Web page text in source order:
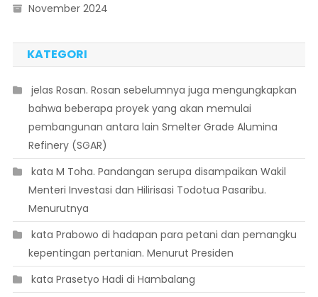
November 2024
KATEGORI
 jelas Rosan. Rosan sebelumnya juga mengungkapkan
bahwa beberapa proyek yang akan memulai
pembangunan antara lain Smelter Grade Alumina
Refinery (SGAR)
 kata M Toha. Pandangan serupa disampaikan Wakil
Menteri Investasi dan Hilirisasi Todotua Pasaribu.
Menurutnya
 kata Prabowo di hadapan para petani dan pemangku
kepentingan pertanian. Menurut Presiden
 kata Prasetyo Hadi di Hambalang